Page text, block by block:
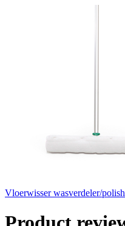
Vloerwisser wasverdeler/